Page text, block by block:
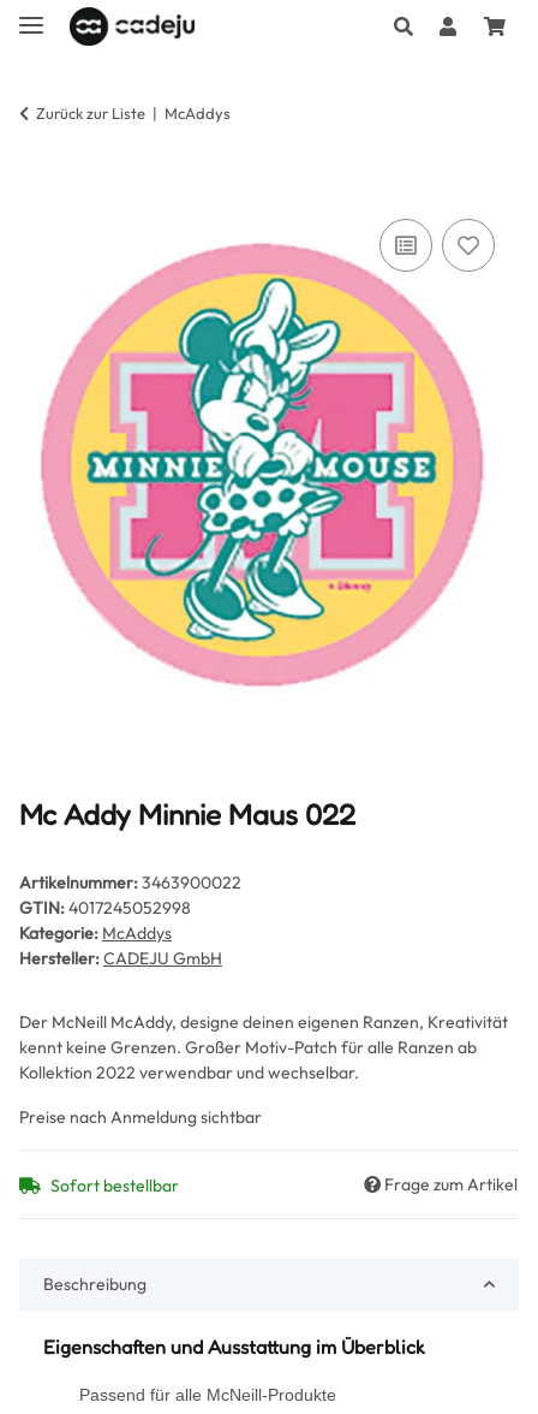
Zurück zur Liste McAddys
Mc Addy Minnie Maus 022
Artikelnummer:3463900022
GTIN:4017245052998
Kategorie: McAddys
Hersteller:CADEJU GmbH
Der McNeill McAddy, designe deinen eigenen Ranzen, Kreativität
kennt keine Grenzen. Großer Motiv-Patch für alle Ranzen ab
Kollektion 2022 verwendbar und wechselbar.
Preise nach Anmeldung sichtbar
Sofort bestellbar Frage zum Artikel
Beschreibung
Eigenschaften und Ausstattung im Überblick
Passend für alle McNeill-Produkte